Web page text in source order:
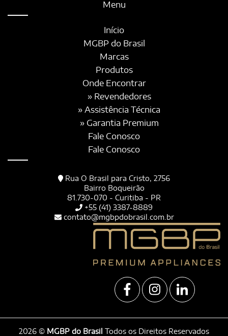
Menu
Início
MGBP do Brasil
Marcas
Produtos
Onde Encontrar
» Revendedores
» Assistência Técnica
» Garantia Premium
Fale Conosco
Fale Conosco
Rua O Brasil para Cristo, 2756
Bairro Boqueirão
81.730-070 - Curitiba - PR
+55 (41) 3387-8889
contato@mgbpdobrasil.com.br
2026 © MGBP do Brasil Todos os Direitos Reservados